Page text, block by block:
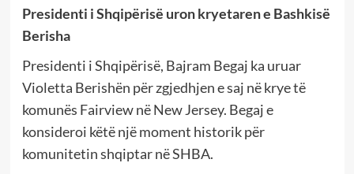
Presidenti i Shqipërisë uron kryetaren e Bashkisë
Berisha
Presidenti i Shqipërisë, Bajram Begaj ka uruar
Violetta Berishën për zgjedhjen e saj në krye të
komunës Fairview në New Jersey. Begaj e
konsideroi këtë një moment historik për
komunitetin shqiptar në SHBA.